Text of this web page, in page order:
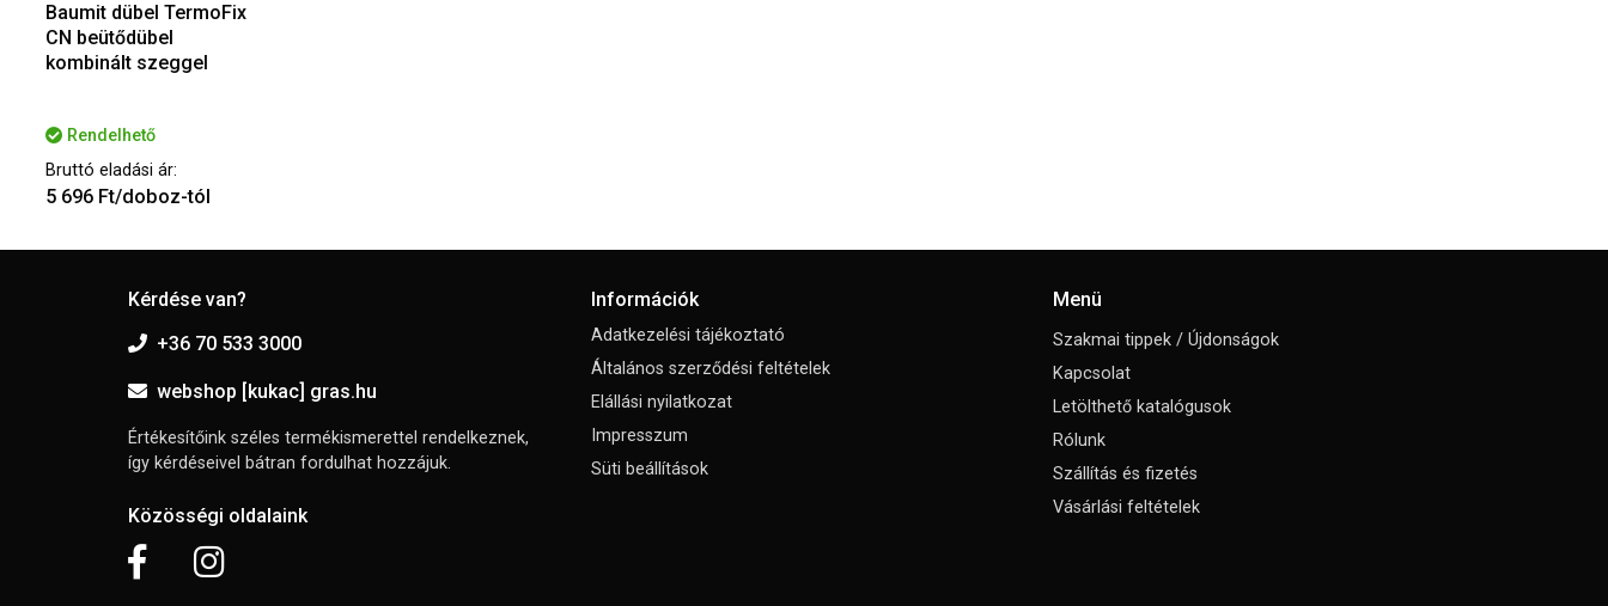
Baumit dübel TermoFix
CN beütődübel
kombinált szeggel
Rendelhető
Bruttó eladási ár:
5 696 Ft/doboz-tól
Kérdése van?
+36 70 533 3000
webshop [kukac] gras.hu
Értékesítőink széles termékismerettel rendelkeznek,
így kérdéseivel bátran fordulhat hozzájuk.
Közösségi oldalaink
Információk
Adatkezelési tájékoztató
Általános szerződési feltételek
Elállási nyilatkozat
Impresszum
Süti beállítások
Menü
Szakmai tippek / Újdonságok
Kapcsolat
Letölthető katalógusok
Rólunk
Szállítás és fizetés
Vásárlási feltételek